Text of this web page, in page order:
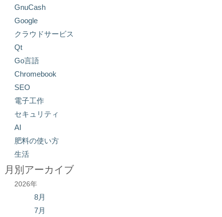
GnuCash
Google
クラウドサービス
Qt
Go言語
Chromebook
SEO
電子工作
セキュリティ
AI
肥料の使い方
生活
月別アーカイブ
2026年
8月
7月